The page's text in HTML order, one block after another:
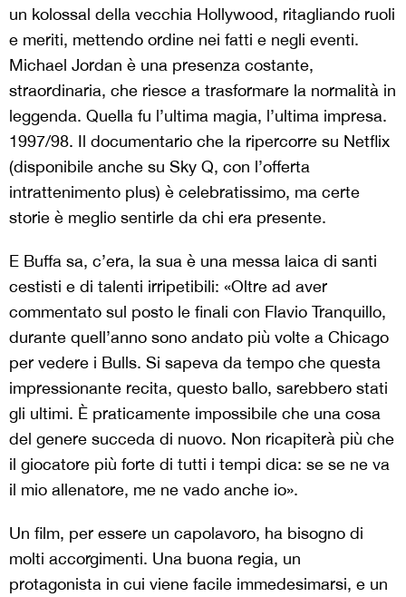
un kolossal della vecchia Hollywood, ritagliando ruoli
e meriti, mettendo ordine nei fatti e negli eventi.
Michael Jordan è una presenza costante,
straordinaria, che riesce a trasformare la normalità in
leggenda. Quella fu l’ultima magia, l’ultima impresa.
1997/98. Il documentario che la ripercorre su Netflix
(disponibile anche su Sky Q, con l’offerta
intrattenimento plus) è celebratissimo, ma certe
storie è meglio sentirle da chi era presente.
E Buffa sa, c’era, la sua è una messa laica di santi
cestisti e di talenti irripetibili: «Oltre ad aver
commentato sul posto le finali con Flavio Tranquillo,
durante quell’anno sono andato più volte a Chicago
per vedere i Bulls. Si sapeva da tempo che questa
impressionante recita, questo ballo, sarebbero stati
gli ultimi. È praticamente impossibile che una cosa
del genere succeda di nuovo. Non ricapiterà più che
il giocatore più forte di tutti i tempi dica: se se ne va
il mio allenatore, me ne vado anche io».
Un film, per essere un capolavoro, ha bisogno di
molti accorgimenti. Una buona regia, un
protagonista in cui viene facile immedesimarsi, e un